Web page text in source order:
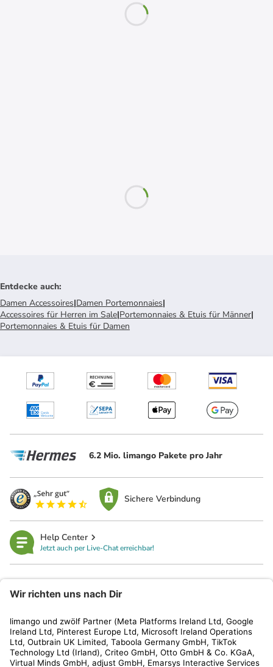
Entdecke auch:
Damen Accessoires|Damen Portemonnaies|
Accessoires für Herren im Sale|Portemonnaies & Etuis für Männer|
Portemonnaies & Etuis für Damen
6.2 Mio. limango Pakete pro Jahr
Sichere Verbindung
Help Center
Jetzt auch per Live-Chat erreichbar!
Kundenservice